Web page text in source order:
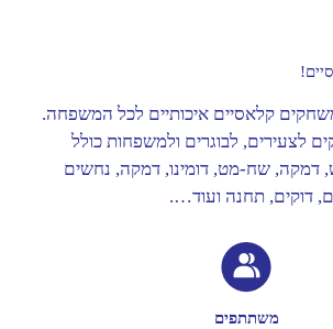
למשחקים קלאסיים איכותיים לכל המשפחה.
לצעירים, לבוגרים ולמשפחות כולל
שח-מט, דומינו, דמקה, נחשים
דוקים, תחנה ועוד….
משתתפים